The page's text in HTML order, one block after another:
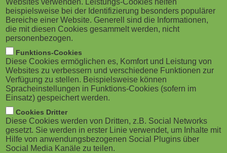
M
o
b
i
l
e
)
g
a
o
n
engaging online training. Take your team's
eLearning production processes from 0-60 with
Learning Accelerator. In this exclusive webinar, learn
how you can cuts costs and increase impact with
Learning Accelerator. Join Elucidat, 25 June, 16.00-
17.00 BST (11.00 EDT / 08.00 PDT).
Hosted by Learning Design Consultant, Georgie Cooke, get a
first-hand look at how these powerful blueprints can increase
speed to impact and speed to train by designing, storyboarding,
Websites verwenden. Leistungs-Cookies helfen
beispielsweise bei der Identifizierung besonders populärer
Bereiche einer Website. Generell sind die Informationen,
die mit diesen Cookies gesammelt werden, nicht
personenbezogen.
Funktions-Cookies
Diese Cookies ermöglichen es, Komfort und Leistung von
Websites zu verbessern und verschiedene Funktionen zur
Verfügung zu stellen. Beispielsweise können
Spracheinstellungen in Funktions-Cookies (sofern im
Einsatz) gespeichert werden.
Cookies Dritter
Diese Cookies werden von Dritten, z.B. Social Networks
gesetzt. Sie werden in erster Linie verwendet, um Inhalte mit
Hilfe von anwendungsbezogenen Social Plugins über
Social Media Kanäle zu teilen.